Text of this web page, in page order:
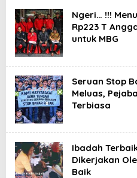
Ngeri… !!!
Rp223 T
untuk MBG
Seruan Stop
Meluas,
Terbiasa
Ibadah
Dikerjakan
Baik